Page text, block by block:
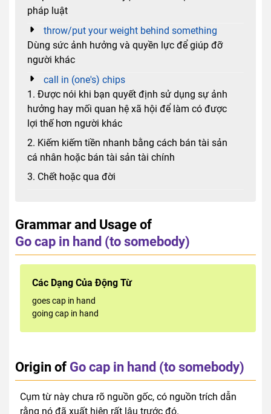
pháp luật
throw/put your weight behind something
Dùng sức ảnh hưởng và quyền lực để giúp đỡ
người khác
call in (one's) chips
1. Được nói khi bạn quyết định sử dụng sự ảnh
hưởng hay mối quan hệ xã hội để làm có được
lợi thế hơn người khác
2. Kiếm kiếm tiền nhanh bằng cách bán tài sản
cá nhân hoặc bán tài sản tài chính
3. Chết hoặc qua đời
Grammar and Usage of
Go cap in hand (to somebody)
Các Dạng Của Động Từ
goes cap in hand
going cap in hand
Origin of Go cap in hand (to somebody)
Cụm từ này chưa rõ nguồn gốc, có nguồn trích dẫn
rằng nó đã xuất hiện rất lâu trước đó.